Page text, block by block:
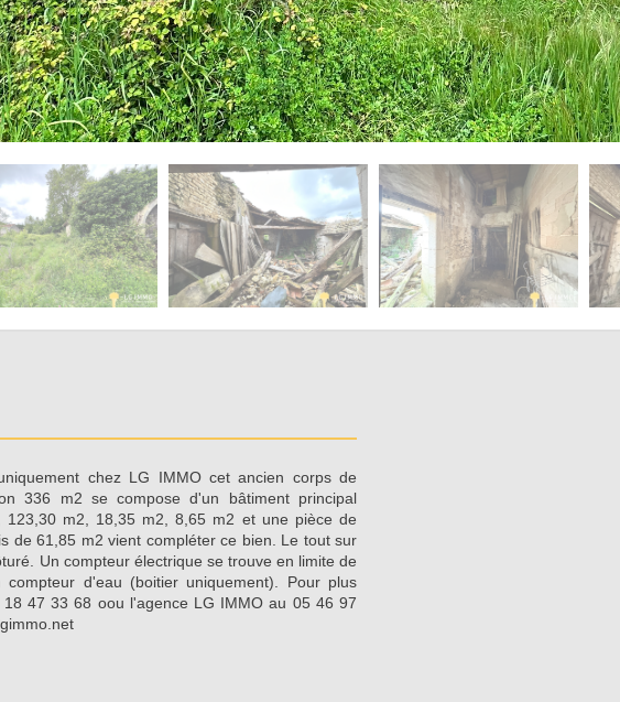
chez LG IMMO cet ancien corps de
336 m2 se compose d'un bâtiment principal
m2, 18,35 m2, 8,65 m2 et une pièce de
de 61,85 m2 vient compléter ce bien. Le tout sur
Un compteur électrique se trouve en limite de
d'eau (boitier uniquement). Pour plus
47 33 68 oou l'agence LG IMMO au 05 46 97